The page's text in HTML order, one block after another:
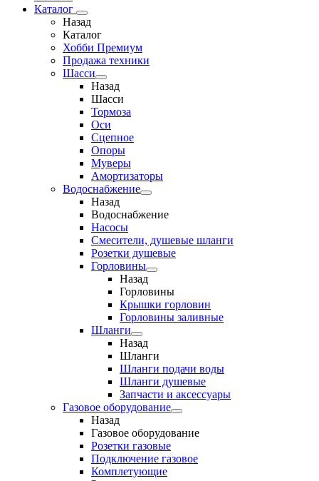
Каталог
Назад
Каталог
Хобби Премиум
Продажа техники
Шасси
Назад
Шасси
Тормоза
Оси
Сцепное
Опоры
Муверы
Амортизаторы
Водоснабжение
Назад
Водоснабжение
Насосы
Смесители, душевые шланги
Розетки душевые
Горловины
Назад
Горловины
Крышки горловин
Горловины заливные
Шланги
Назад
Шланги
Шланги подачи воды
Шланги душевые
Запчасти и аксессуары
Газовое оборудование
Назад
Газовое оборудование
Розетки газовые
Подключение газовое
Комплетующие